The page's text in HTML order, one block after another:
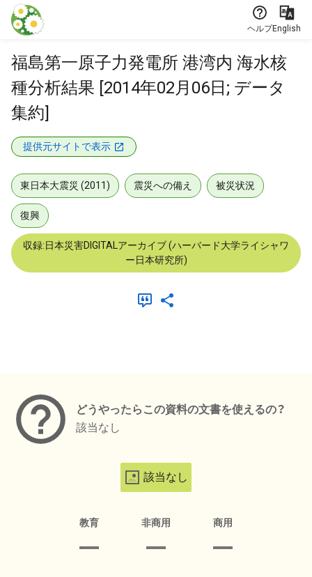
本文に飛ぶ
ヘルプEnglish
福島第一原子力発電所 港湾内 海水核
種分析結果 [2014年02月06日; データ
集約]
提供元サイトで表示
東日本大震災 (2011) 震災への備え 被災状況
復興
収録:日本災害DIGITALアーカイブ (ハーバード大学ライシャワ
ー日本研究所)
どうやったらこの資料の文書を使えるの？
該当なし
該当なし
教育 非商用 商用